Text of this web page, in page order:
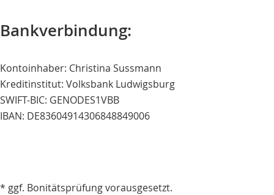
Bankverbindung:
Kontoinhaber: Christina Sussmann
Kreditinstitut: Volksbank Ludwigsburg
SWIFT-BIC: GENODES1VBB
IBAN: DE83604914306848849006
* ggf. Bonitätsprüfung vorausgesetzt.